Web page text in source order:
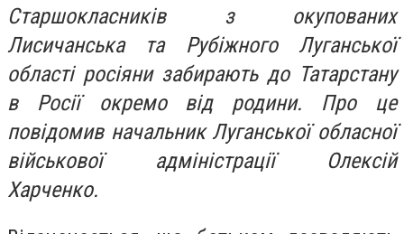
Старшокласників з окупованих
Лисичанська та Рубіжного Луганської
області росіяни забирають до Татарстану
в Росії окремо від родини. Про це
повідомив начальник Луганської обласної
військової адміністрації Олексій
Харченко.